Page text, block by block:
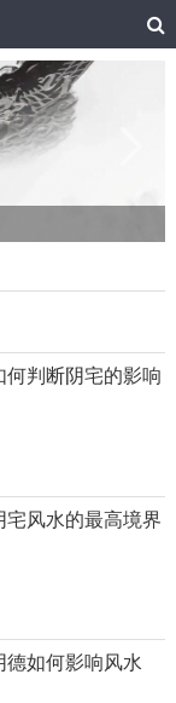
判断阴宅的影响
风水的最高境界
如何影响风水